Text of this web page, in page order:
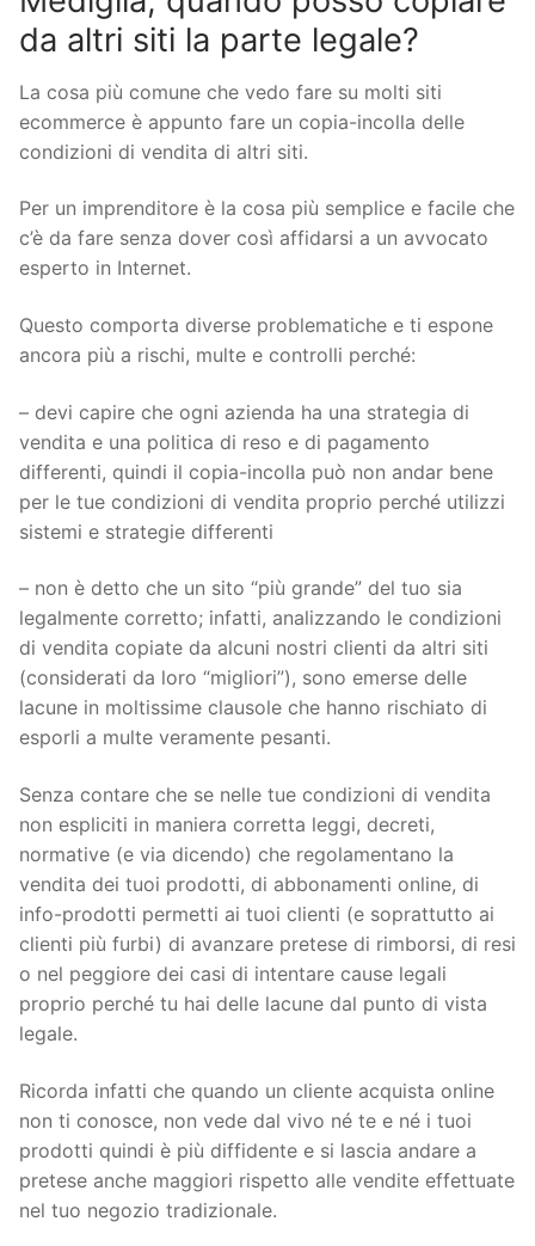
da altri siti la parte legale?
La cosa più comune che vedo fare su molti siti
ecommerce è appunto fare un copia-incolla delle
condizioni di vendita di altri siti.
Per un imprenditore è la cosa più semplice e facile che
c’è da fare senza dover così affidarsi a un avvocato
esperto in Internet.
Questo comporta diverse problematiche e ti espone
ancora più a rischi, multe e controlli perché:
– devi capire che ogni azienda ha una strategia di
vendita e una politica di reso e di pagamento
differenti, quindi il copia-incolla può non andar bene
per le tue condizioni di vendita proprio perché utilizzi
sistemi e strategie differenti
– non è detto che un sito “più grande” del tuo sia
legalmente corretto; infatti, analizzando le condizioni
di vendita copiate da alcuni nostri clienti da altri siti
(considerati da loro “migliori”), sono emerse delle
lacune in moltissime clausole che hanno rischiato di
esporli a multe veramente pesanti.
Senza contare che se nelle tue condizioni di vendita
non espliciti in maniera corretta leggi, decreti,
normative (e via dicendo) che regolamentano la
vendita dei tuoi prodotti, di abbonamenti online, di
info-prodotti permetti ai tuoi clienti (e soprattutto ai
clienti più furbi) di avanzare pretese di rimborsi, di resi
o nel peggiore dei casi di intentare cause legali
proprio perché tu hai delle lacune dal punto di vista
legale.
Ricorda infatti che quando un cliente acquista online
non ti conosce, non vede dal vivo né te e né i tuoi
prodotti quindi è più diffidente e si lascia andare a
pretese anche maggiori rispetto alle vendite effettuate
nel tuo negozio tradizionale.